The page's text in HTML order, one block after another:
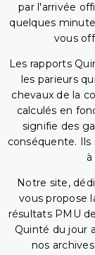
par l'arrivée
quelques
vous
Les rapports
les parieurs
chevaux de la
calculés en
signifie des
conséquente.
Notre site,
vous propose
résultats PMU
Quinté du jour
nos